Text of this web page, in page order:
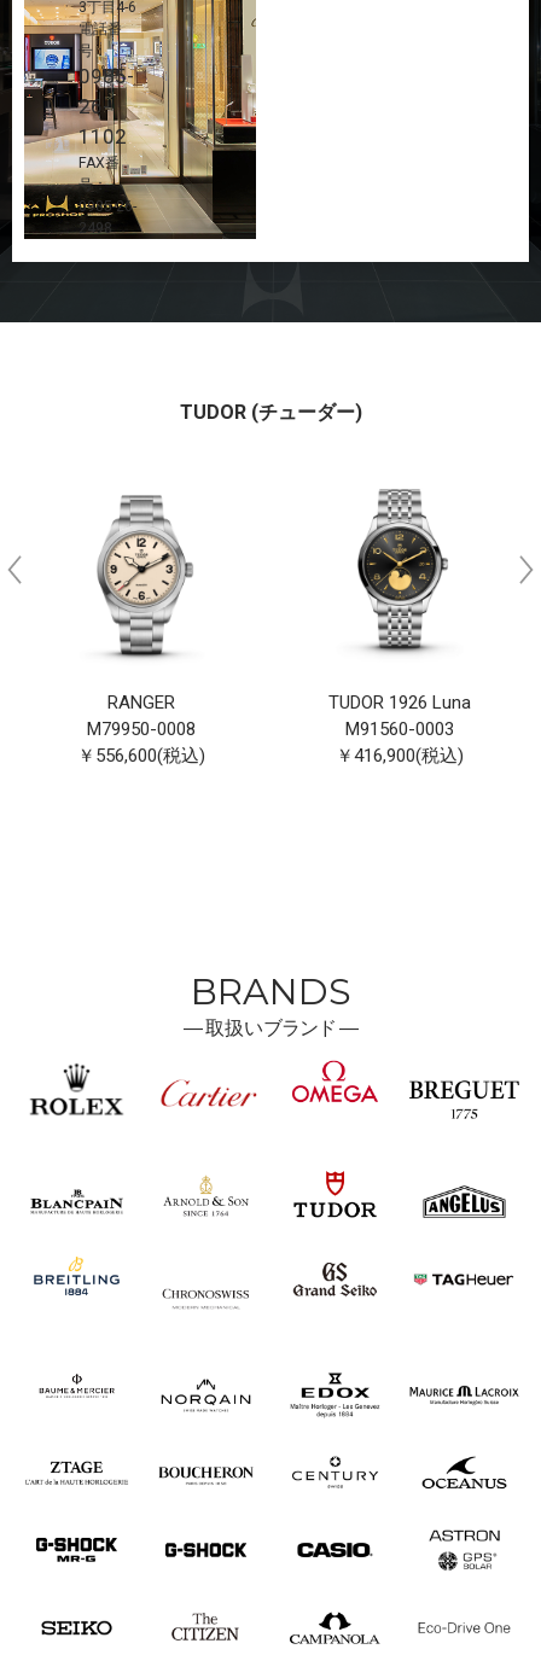
3丁目4-6
電話番
号：
0985-
26-
1102
FAX番
号：
0985-26-
2498
TUDOR (チューダー)
RANGER
M79950-0008
￥556,600(税込)
TUDOR 1926 Luna
M91560-0003
￥416,900(税込)
BRANDS
―取扱いブランド ―